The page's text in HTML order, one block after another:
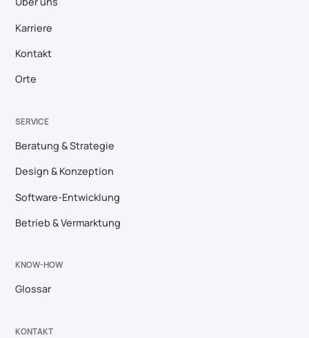
Karriere
Kontakt
Orte
SERVICE
Beratung & Strategie
Design & Konzeption
Software-Entwicklung
Betrieb & Vermarktung
KNOW-HOW
Glossar
KONTAKT